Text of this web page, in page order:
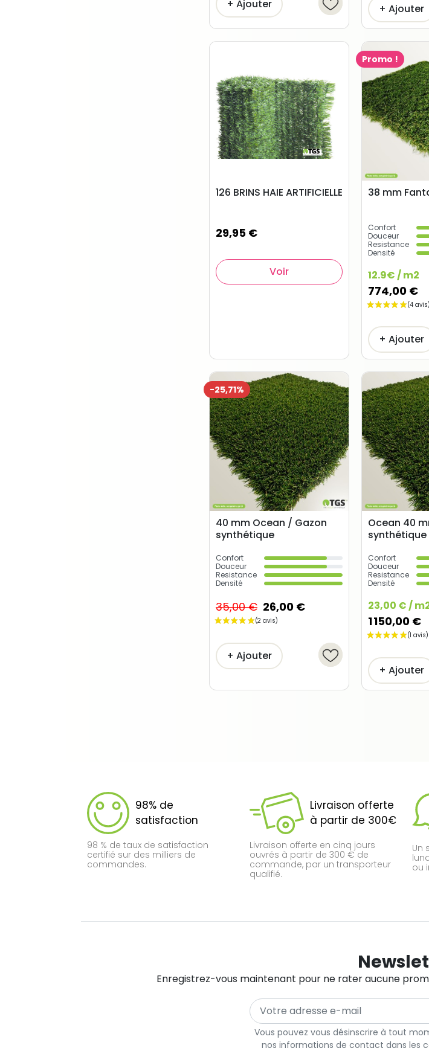
(3
+ Ajouter + Ajouter
126 BRINS HAIE ARTIFICIELLE
29,95 €
Voir
Promo !
38 mm
Confort
Douceur
Resistance
Densité
12.9€ / m2
774,00 €
+ Ajouter
-25,71%
40 mm Ocean / Gazon
synthétique
Confort
Douceur
Resistance
Densité
35,00 € 26,00 €
+ Ajouter
Ocean 40
synthétique
Confort
Douceur
Resistance
Densité
23,00 € /
1 150,00 €
+ Ajouter
98% de
satisfaction
98 % de taux de satisfaction
certifié sur des milliers de
commandes.
Livraison offerte
à partir de 300€
Livraison offerte en cinq jours
ouvrés à partir de 300 € de
commande, par un transporteur
qualifié.
Un
ou
Enregistrez-vous maintenant pour ne rater aucune
Vous pouvez vous désinscrire à tout
nos informations de contact dans les